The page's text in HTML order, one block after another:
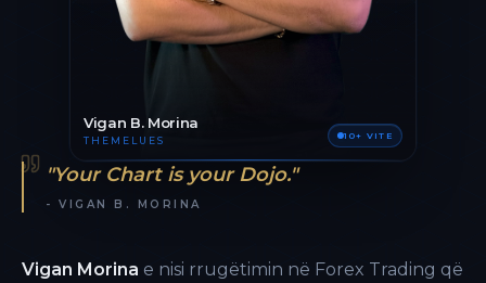
Vigan B. Morina
THEMELUES 10+ VITE
"Your Chart is your Dojo."
- VIGAN B. MORINA
Vigan Morina e nisi rrugëtimin në Forex Trading që